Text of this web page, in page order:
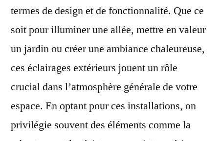
termes de design et de fonctionnalité. Que ce
soit pour illuminer une allée, mettre en valeur
un jardin ou créer une ambiance chaleureuse,
ces éclairages extérieurs jouent un rôle
crucial dans l’atmosphère générale de votre
espace. En optant pour ces installations, on
privilégie souvent des éléments comme la